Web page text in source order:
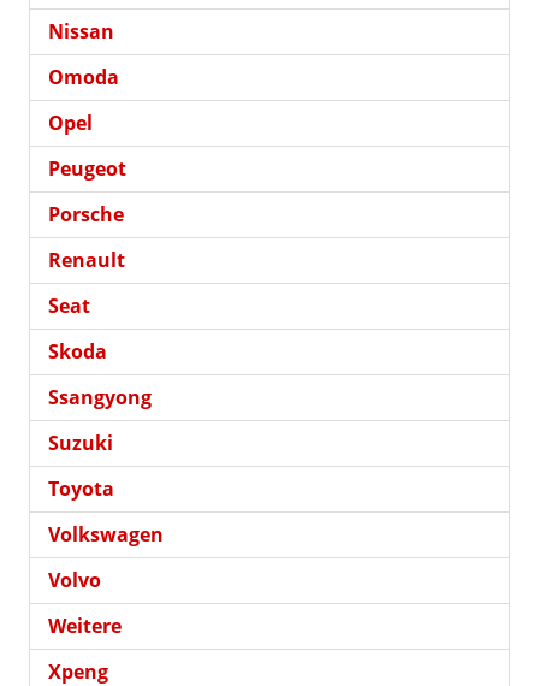
Nissan
Omoda
Opel
Peugeot
Porsche
Renault
Seat
Skoda
Ssangyong
Suzuki
Toyota
Volkswagen
Volvo
Weitere
Xpeng